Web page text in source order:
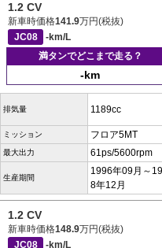
1.2 CV
新車時価格141.9万円(税抜)
JC08
-km/L
満タンでどこまで走る？
-km
排気量 1189cc
ミッション フロア5MT
最大出力 61ps/5600rpm
生産期間
1996年09月～
8年12月
1.2 CV
新車時価格148.9万円(税抜)
JC08
-km/L